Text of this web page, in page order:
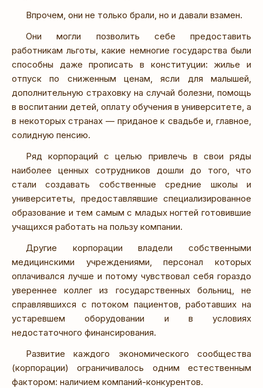
Впрочем, они не только брали, но и давали взамен.
Они могли позволить себе предоставить
работникам льготы, какие немногие государства были
способны даже прописать в конституции: жилье и
отпуск по сниженным ценам, ясли для малышей,
дополнительную страховку на случай болезни, помощь
в воспитании детей, оплату обучения в университете, а
в некоторых странах — приданое к свадьбе и, главное,
солидную пенсию.
Ряд корпораций с целью привлечь в свои ряды
наиболее ценных сотрудников дошли до того, что
стали создавать собственные средние школы и
университеты, предоставлявшие специализированное
образование и тем самым с младых ногтей готовившие
учащихся работать на пользу компании.
Другие корпорации владели собственными
медицинскими учреждениями, персонал которых
оплачивался лучше и потому чувствовал себя гораздо
увереннее коллег из государственных больниц, не
справлявшихся с потоком пациентов, работавших на
устаревшем оборудовании и в условиях
недостаточного финансирования.
Развитие каждого экономического сообщества
(корпорации) ограничивалось одним естественным
фактором: наличием компаний-конкурентов.